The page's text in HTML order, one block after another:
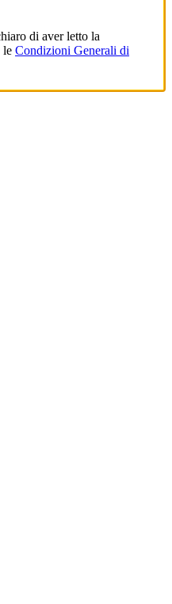
di aver letto la
le Condizioni Generali di